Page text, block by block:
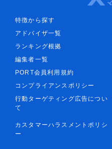
特徴から探す
アドバイザ一覧
ランキング根拠
編集者一覧
PORT会員利用規約
コンプライアンスポリシー
行動ターゲティング広告につい
て
カスタマーハラスメントポリシ
ー